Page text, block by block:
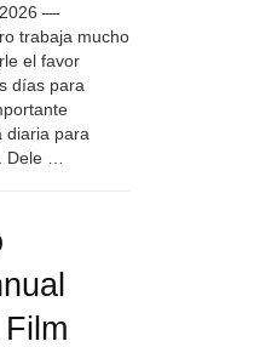
2026 —
trabaja mucho
el favor
días para
diaria para
Dele …